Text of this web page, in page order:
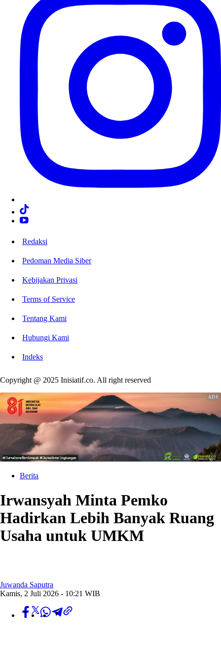
Redaksi
Pedoman Media Siber
Kebijakan Privasi
Terms of Service
Tentang Kami
Hubungi Kami
Indeks
Copyright @ 2025 Inisiatif.co. All right reserved
Berita
Irwansyah Minta Pemko
Hadirkan Lebih Banyak Ruang
Usaha untuk UMKM
Juwanda Saputra
Kamis, 2 Juli 2026 - 10:21 WIB